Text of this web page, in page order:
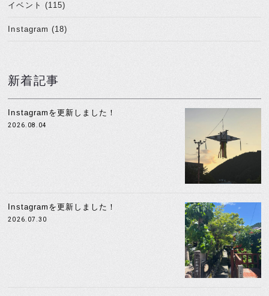
イベント (115)
Instagram (18)
新着記事
Instagramを更新しました！
2026.08.04
Instagramを更新しました！
2026.07.30